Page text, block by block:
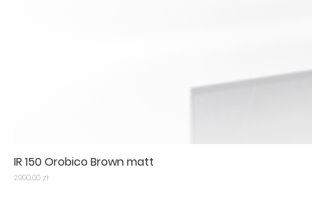
IR 150 Orobico Brown matt
Cena
2990,00 zł